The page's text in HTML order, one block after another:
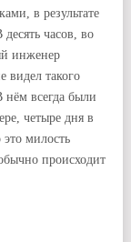
в результате
часов, во
инженер
видел такого
нём всегда были
четыре дня в
милость
происходит